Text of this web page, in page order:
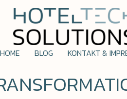
HOME BLOG KONTAKT &